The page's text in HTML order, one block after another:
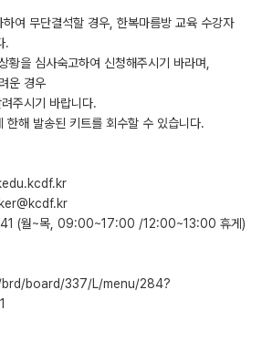
여 무단결석할 경우, 한복마름방 교육 수강자
.
황을 심사숙고하여 신청해주시기 바라며,
운 경우
주시기 바랍니다.
한해 발송된 키트를 회수할 수 있습니다.
(월~목, 09:00~17:00 /12:00~13:00 휴게)
board/337/L/menu/284?